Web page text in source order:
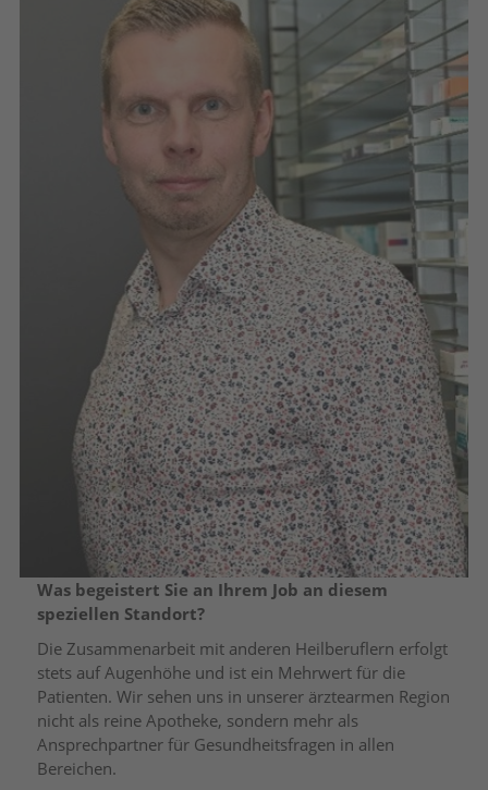
Was begeistert Sie an Ihrem Job an diesem
speziellen Standort?
Die Zusammenarbeit mit anderen Heilberuflern erfolgt
stets auf Augenhöhe und ist ein Mehrwert für die
Patienten. Wir sehen uns in unserer ärztearmen Region
nicht als reine Apotheke, sondern mehr als
Ansprechpartner für Gesundheitsfragen in allen
Bereichen.